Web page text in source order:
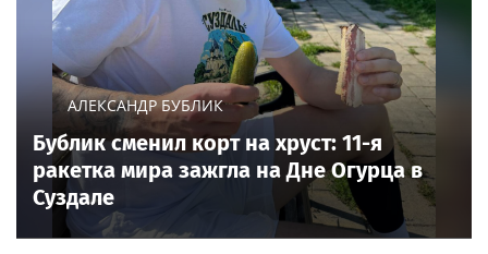
АЛЕКСАНДР БУБЛИК
Бублик сменил корт на хруст: 11-я
ракетка мира зажгла на Дне Огурца в
Суздале